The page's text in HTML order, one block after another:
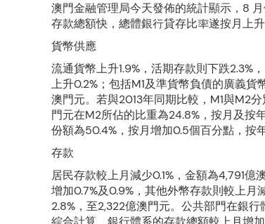
澳門金融管理局今天發佈的統計顯示，8
存款總額快，總體銀行貸存比率遂按月上升
貨幣供應
流通貨幣上升1.9%，活期存款則下跌2.3%
上升0.2%；包括M1及準貨幣負債的廣義貨
澳門元。若與2013年同期比較，M1與M2
門元在M2所佔的比重為24.8%，按月及按
份額為50.4%，按月增加0.5個百分點，按
存款
居民存款較上月減少0.1%，金額為4,791
增加0.7%及0.9%，其他外幣存款則較上月
2.8%，至2,322億澳門元。公共部門在銀行